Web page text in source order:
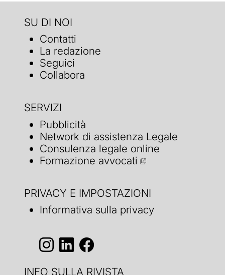
SU DI NOI
Contatti
La redazione
Seguici
Collabora
SERVIZI
Pubblicità
Network di assistenza Legale
Consulenza legale online
Formazione avvocati
PRIVACY E IMPOSTAZIONI
Informativa sulla privacy
INFO SULLA RIVISTA